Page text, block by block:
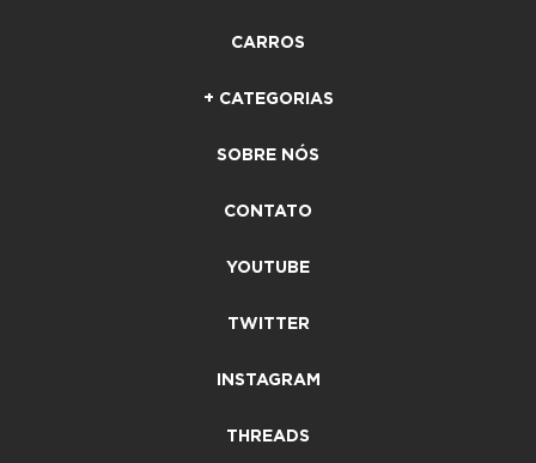
CARROS
+ CATEGORIAS
SOBRE NÓS
CONTATO
YOUTUBE
TWITTER
INSTAGRAM
THREADS